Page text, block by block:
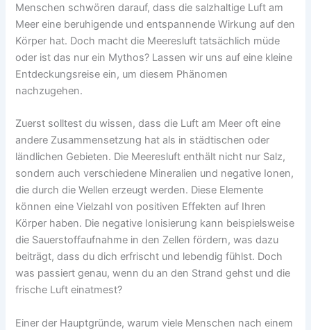
Menschen schwören darauf, dass die salzhaltige Luft am
Meer eine beruhigende und entspannende Wirkung auf den
Körper hat. Doch macht die Meeresluft tatsächlich müde
oder ist das nur ein Mythos? Lassen wir uns auf eine kleine
Entdeckungsreise ein, um diesem Phänomen
nachzugehen.
Zuerst solltest du wissen, dass die Luft am Meer oft eine
andere Zusammensetzung hat als in städtischen oder
ländlichen Gebieten. Die Meeresluft enthält nicht nur Salz,
sondern auch verschiedene Mineralien und negative Ionen,
die durch die Wellen erzeugt werden. Diese Elemente
können eine Vielzahl von positiven Effekten auf Ihren
Körper haben. Die negative Ionisierung kann beispielsweise
die Sauerstoffaufnahme in den Zellen fördern, was dazu
beiträgt, dass du dich erfrischt und lebendig fühlst. Doch
was passiert genau, wenn du an den Strand gehst und die
frische Luft einatmest?
Einer der Hauptgründe, warum viele Menschen nach einem